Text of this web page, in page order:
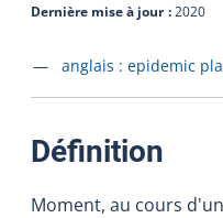
Dernière mise à jour 2020
Accéder à la fiche en
anglais : epidemic
Définition
Moment, au cours